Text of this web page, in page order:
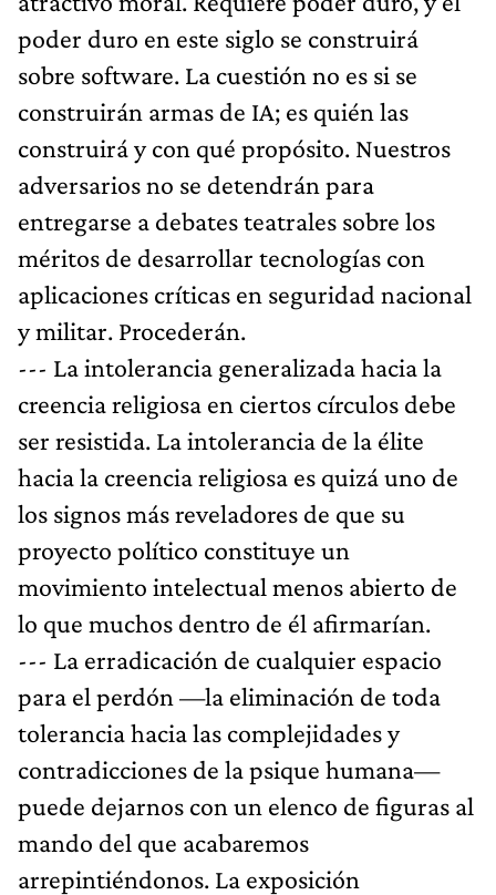
poder duro en este siglo se construirá
sobre software. La cuestión no es si se
construirán armas de IA; es quién las
construirá y con qué propósito. Nuestros
adversarios no se detendrán para
entregarse a debates teatrales sobre los
méritos de desarrollar tecnologías con
aplicaciones críticas en seguridad nacional
y militar. Procederán.
--- La intolerancia generalizada hacia la
creencia religiosa en ciertos círculos debe
ser resistida. La intolerancia de la élite
hacia la creencia religiosa es quizá uno de
los signos más reveladores de que su
proyecto político constituye un
movimiento intelectual menos abierto de
lo que muchos dentro de él afirmarían.
--- La erradicación de cualquier espacio
para el perdón —la eliminación de toda
tolerancia hacia las complejidades y
contradicciones de la psique humana—
puede dejarnos con un elenco de figuras al
mando del que acabaremos
arrepintiéndonos. La exposición